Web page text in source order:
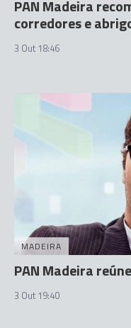
PAN Madeira
corredores e
3 Out 18:46
MADEIRA
PAN Madeira
3 Out 19:40